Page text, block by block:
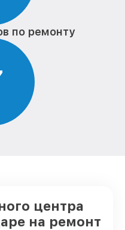
по ремонту
центра
на ремонт